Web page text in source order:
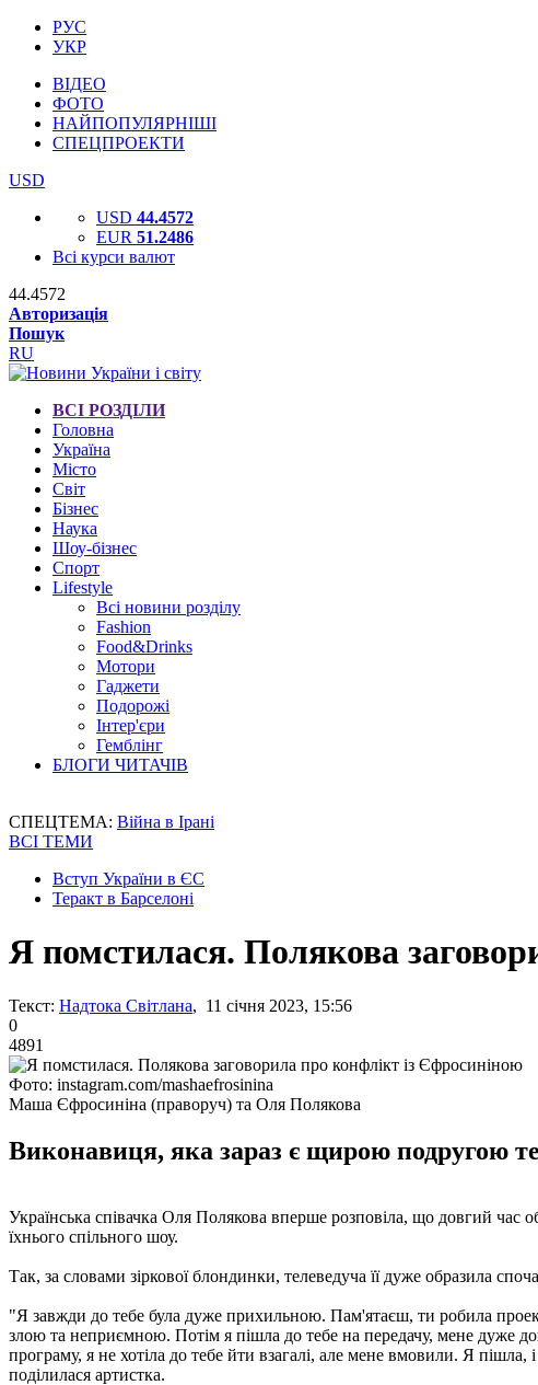
РУС
УКР
ВІДЕО
ФОТО
НАЙПОПУЛЯРНІШІ
СПЕЦПРОЕКТИ
USD
USD 44.4572
EUR 51.2486
Всі курси валют
44.4572
Авторизація
Пошук
RU
ВСІ РОЗДІЛИ
Головна
Україна
Місто
Світ
Бізнес
Наука
Шоу-бізнес
Спорт
Lifestyle
Всі новини розділу
Fashion
Food&Drinks
Мотори
Гаджети
Подорожі
Інтер'єри
Гемблінг
БЛОГИ ЧИТАЧІВ
СПЕЦТЕМА: Війна в Ірані
ВСІ ТЕМИ
Вступ України в ЄС
Теракт в Барселоні
Я помстилася. Полякова
Текст: Надтока Світлана, 11 січня 2023, 15:56
0
4891
Фото: instagram.com/mashaefrosinina
Маша Єфросиніна (праворуч) та Оля Полякова
Виконавиця, яка зараз є щирою подругою
Українська співачка Оля Полякова вперше розповіла, що довгий
їхнього спільного шоу.
Так, за словами зіркової блондинки, телеведуча її дуже образила
"Я завжди до тебе була дуже прихильною. Пам'ятаєш, ти робила
злою та неприємною. Потім я пішла до тебе на передачу, мене дуже
програму, я не хотіла до тебе йти взагалі, але мене вмовили. Я
поділилася артистка.